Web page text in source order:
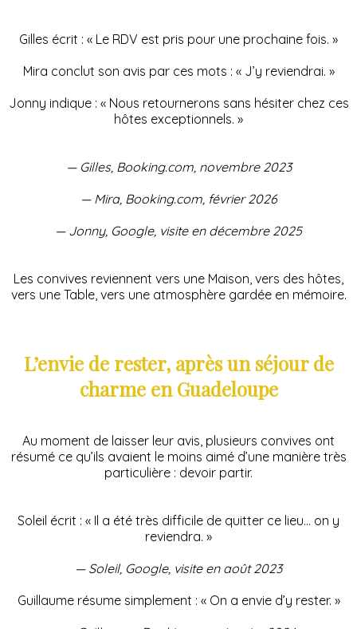
Gilles écrit : « Le RDV est pris pour une prochaine fois. »
Mira conclut son avis par ces mots : « J’y reviendrai. »
Jonny indique : « Nous retournerons sans hésiter chez ces
hôtes exceptionnels. »
— Gilles, Booking.com, novembre 2023
— Mira, Booking.com, février 2026
— Jonny, Google, visite en décembre 2025
Les convives reviennent vers une Maison, vers des hôtes,
vers une Table, vers une atmosphère gardée en mémoire.
L’envie de rester, après un séjour de
charme en Guadeloupe
Au moment de laisser leur avis, plusieurs convives ont
résumé ce qu’ils avaient le moins aimé d’une manière très
particulière : devoir partir.
Soleil écrit : « Il a été très difficile de quitter ce lieu… on y
reviendra. »
— Soleil, Google, visite en août 2023
Guillaume résume simplement : « On a envie d’y rester. »